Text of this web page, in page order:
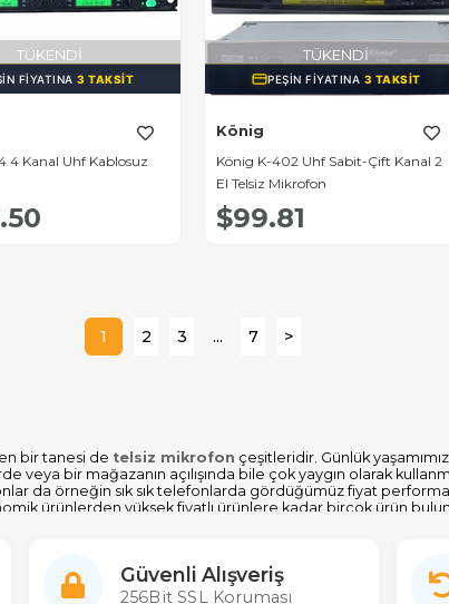
TÜKENDI
FIYATINA 3 TAKSIT
4 Kanal Uhf Kablosuz
TÜKENDI
PEŞIN FIYATINA 3 TAKSIT
König
König K-402 Uhf Sabit-Çift Kanal 2
El Telsiz Mikrofon
$99.81
1 2 3 ... 7 >
bir tanesi de telsiz mikrofon çeşitleridir. Günlük
bir mağazanın açılışında bile çok yaygın olarak
da örneğin sık sık telefonlarda gördüğümüz fiyat
ürünlerden yüksek fiyatlı ürünlere kadar birçok ürün
Güvenli Alışveriş
256Bit SSL Koruması